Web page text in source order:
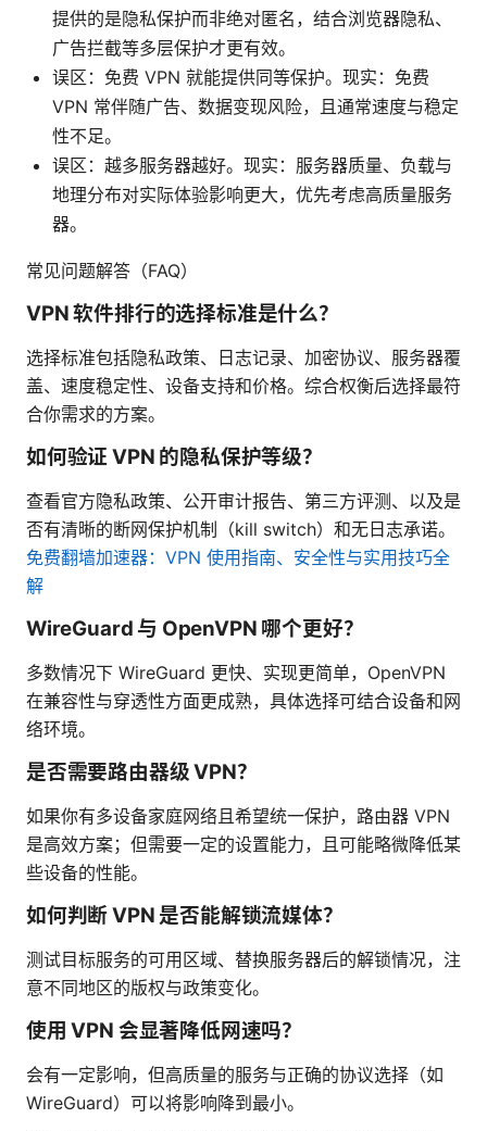
提供的是隐私保护而非绝对匿名，结合浏览器隐私、
广告拦截等多层保护才更有效。
误区：免费 VPN 就能提供同等保护。现实：免费
VPN 常伴随广告、数据变现风险，且通常速度与稳定
性不足。
误区：越多服务器越好。现实：服务器质量、负载与
地理分布对实际体验影响更大，优先考虑高质量服务
器。
常见问题解答（FAQ）
VPN 软件排行的选择标准是什么？
选择标准包括隐私政策、日志记录、加密协议、服务器覆
盖、速度稳定性、设备支持和价格。综合权衡后选择最符
合你需求的方案。
如何验证 VPN 的隐私保护等级？
查看官方隐私政策、公开审计报告、第三方评测、以及是
否有清晰的断网保护机制（kill switch）和无日志承诺。
免费翻墙加速器：VPN 使用指南、安全性与实用技巧全
解
WireGuard 与 OpenVPN 哪个更好？
多数情况下 WireGuard 更快、实现更简单，OpenVPN
在兼容性与穿透性方面更成熟，具体选择可结合设备和网
络环境。
是否需要路由器级 VPN？
如果你有多设备家庭网络且希望统一保护，路由器 VPN
是高效方案；但需要一定的设置能力，且可能略微降低某
些设备的性能。
如何判断 VPN 是否能解锁流媒体？
测试目标服务的可用区域、替换服务器后的解锁情况，注
意不同地区的版权与政策变化。
使用 VPN 会显著降低网速吗？
会有一定影响，但高质量的服务与正确的协议选择（如
WireGuard）可以将影响降到最小。